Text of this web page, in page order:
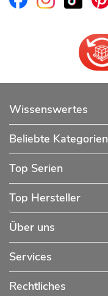
Wissenswertes
Beliebte Kategorien
Top Serien
Top Hersteller
Über uns
Services
Rechtliches